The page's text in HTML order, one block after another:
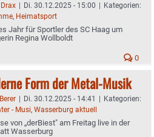
| Di. 30.12.2025 - 15:00 | Kategorien:
, Heimatsport
Jahr für Sportler des SC Haag um
Regina Wollboldt
0
Form der Metal-Musik
| Di. 30.12.2025 - 14:41 | Kategorien:
- Musi, Wasserburg aktuell
von „derBiest" am Freitag live in der
Wasserburg